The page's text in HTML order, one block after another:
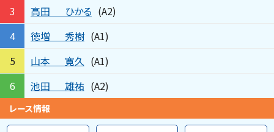
3
高田 ひかる (A2)
4
徳増 秀樹 (A1)
5
山本 寛久 (A1)
6
池田 雄祐 (A2)
レース情報